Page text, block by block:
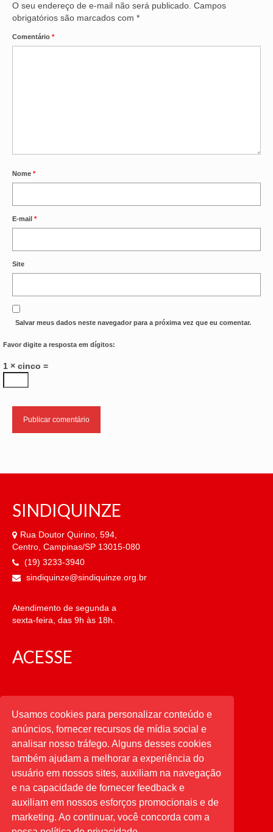
MULHERES
OFICIAIS DE JUSTIÇA
O seu endereço de e-mail não será publicado. Campos
obrigatórios são marcados com *
Comentário *
Nome *
E-mail *
Site
Salvar meus dados neste navegador para a próxima vez que eu comentar.
Favor digite a resposta em dígitos:
1 × cinco =
SINDIQUINZE
Rua Doutor Quirino, 594,
Centro, Campinas/SP 13015-080
(19) 3233-3940
sindiquinze@sindiquinze.org.br
Atendimento de segunda a
sexta-feira, das 9h às 18h.
ACESSE
CATEGORIAS
CATEGORIAS
PESQUISAR
Buscar
por:
Usamos cookies para personalizar conteúdo e
anúncios, fornecer recursos de mídia social e
analisar nosso tráfego. Alguns desses cookies
também ajudam a melhorar a experiência do
usuário em nossos sites, auxiliam na navegação
e na capacidade de fornecer feedback e
auxiliam em nossos esforços promocionais e de
marketing. Ao continuar, você concorda com a